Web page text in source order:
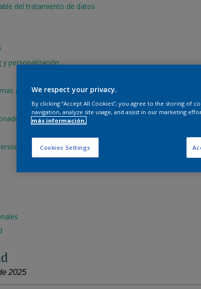
del tratamiento de datos
personalización
de medios
por terceros
2025
We respect your privacy.
By clicking “Accept All Cookies”, you agree to the storing of
navigation, analyze site usage, and assist in our marketing
más información.
Cookies Settings